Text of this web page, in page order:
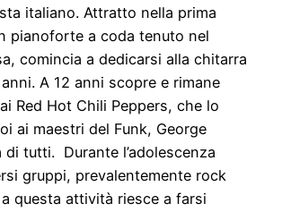
italiano. Attratto nella prima
pianoforte a coda tenuto nel
comincia a dedicarsi alla chitarra
A 12 anni scopre e rimane
Red Hot Chili Peppers, che lo
ai maestri del Funk, George
di tutti. Durante l’adolescenza
gruppi, prevalentemente rock
questa attività riesce a farsi